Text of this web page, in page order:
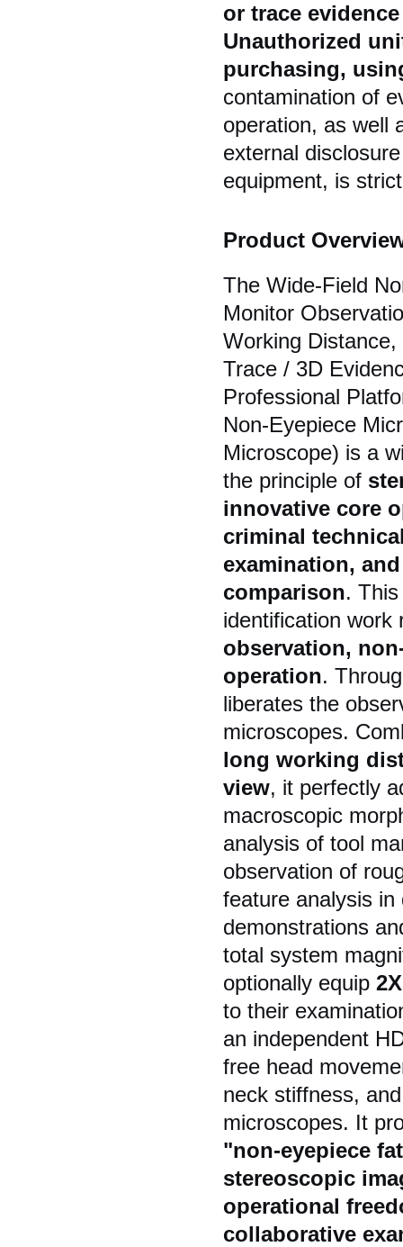
or trace
Unauthorized
purchasing,
contamination of
operation, as well
external
equipment, is
Product
The Wide-Field
Monitor
Working
Trace / 3D
Professional
Non-Eyepiece
Microscope) is a
the principle of
innovative core
criminal
examination,
comparison.
identification work
observation,
operation.
liberates the
microscopes.
long working
view, it perfectly
macroscopic
analysis of tool
observation of
feature analysis
demonstrations
total system
optionally equip
to their
an independent
free head
neck stiffness,
microscopes. It
"non-eyepiece
stereoscopic
operational
collaborative